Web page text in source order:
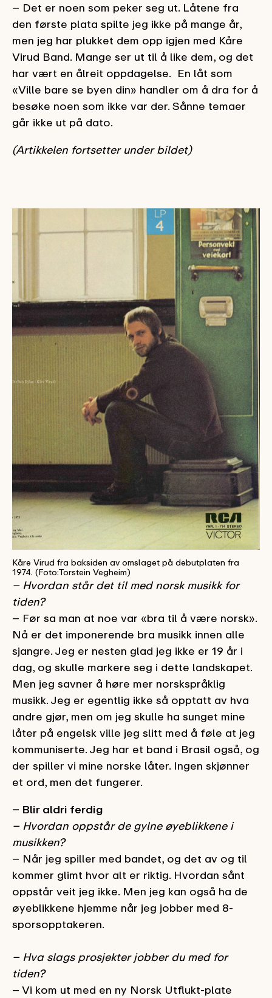
– Det er noen som peker seg ut. Låtene fra
den første plata spilte jeg ikke på mange år,
men jeg har plukket dem opp igjen med Kåre
Virud Band. Mange ser ut til å like dem, og det
har vært en ålreit oppdagelse. En låt som
«Ville bare se byen din» handler om å dra for å
besøke noen som ikke var der. Sånne temaer
går ikke ut på dato.
(Artikkelen fortsetter under bildet)
Kåre Virud fra baksiden av omslaget på debutplaten fra
1974. (Foto:Torstein Vegheim)
– Hvordan står det til med norsk musikk for
tiden?
– Før sa man at noe var «bra til å være norsk».
Nå er det imponerende bra musikk innen alle
sjangre. Jeg er nesten glad jeg ikke er 19 år i
dag, og skulle markere seg i dette landskapet.
Men jeg savner å høre mer norskspråklig
musikk. Jeg er egentlig ikke så opptatt av hva
andre gjør, men om jeg skulle ha sunget mine
låter på engelsk ville jeg slitt med å føle at jeg
kommuniserte. Jeg har et band i Brasil også, og
der spiller vi mine norske låter. Ingen skjønner
et ord, men det fungerer.
– Blir aldri ferdig
– Hvordan oppstår de gylne øyeblikkene i
musikken?
– Når jeg spiller med bandet, og det av og til
kommer glimt hvor alt er riktig. Hvordan sånt
oppstår veit jeg ikke. Men jeg kan også ha de
øyeblikkene hjemme når jeg jobber med 8-
sporsopptakeren.
– Hva slags prosjekter jobber du med for
tiden?
– Vi kom ut med en ny Norsk Utflukt-plate